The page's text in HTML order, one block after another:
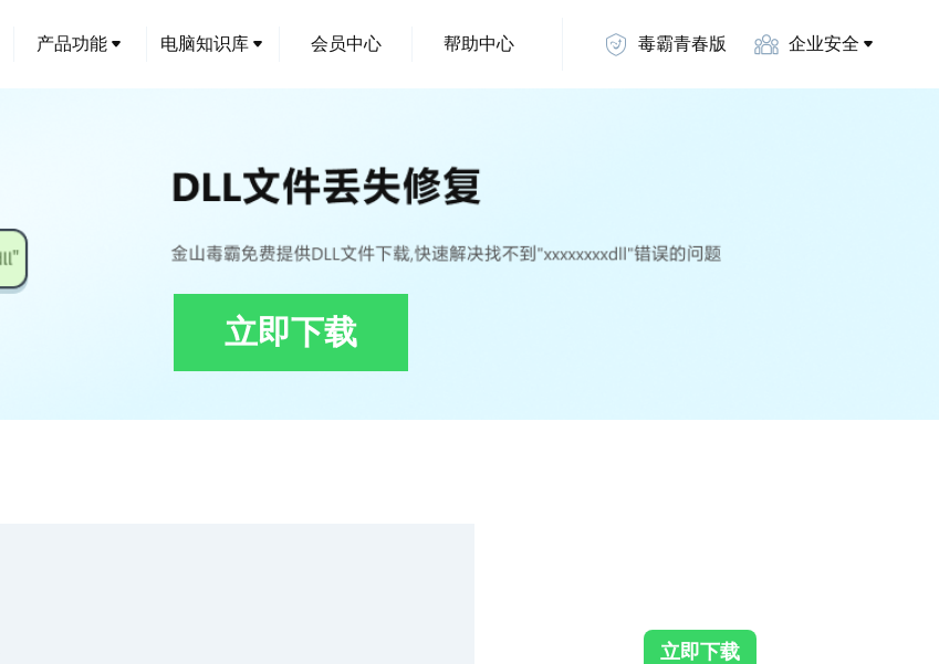
产品功能 电脑知识库 会员中心 帮助中心 毒霸青春版 企业安全
立即下载
立即下载